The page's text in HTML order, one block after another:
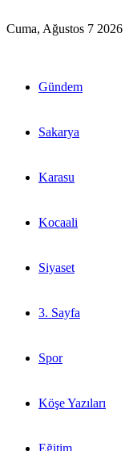
Cuma, Ağustos 7 2026
Gündem
Sakarya
Karasu
Kocaali
Siyaset
3. Sayfa
Spor
Köşe Yazıları
Eğitim